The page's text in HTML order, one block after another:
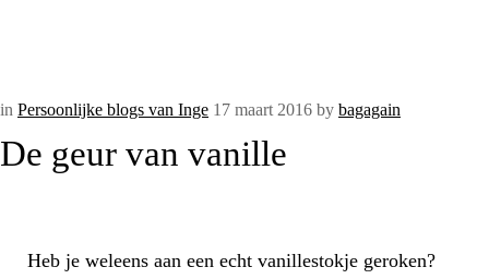
in Persoonlijke blogs van Inge 17 maart 2016 by bagagain
De geur van vanille
Heb je weleens aan een echt vanillestokje geroken?